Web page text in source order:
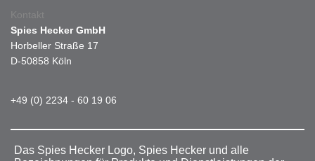
Kontakt
Spies Hecker GmbH
Horbeller Straße 17
D-50858 Köln
+49 (0) 2234 - 60 19 06
Das Spies Hecker Logo, Spies Hecker und alle